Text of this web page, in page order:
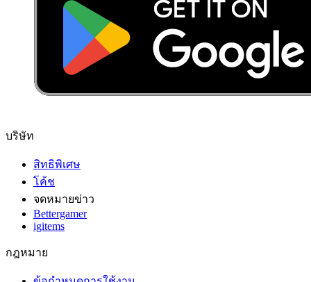
บริษัท
สิทธิพิเศษ
โค้ช
จดหมายข่าว
Bettergamer
igitems
กฎหมาย